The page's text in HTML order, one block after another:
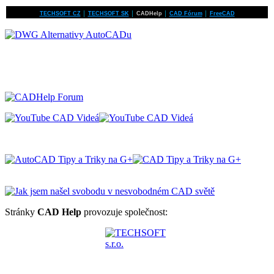
TECHSOFT CZ│ TECHSOFT SK│ CADHelp CAD Fórum│ FreeCAD
Stránky CAD Help provozuje společnost: